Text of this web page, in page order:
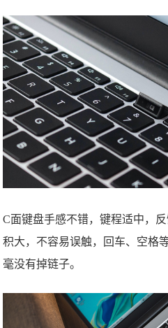
C面键盘手感不错，键程适中，
积大，不容易误触，回车、空格
毫没有掉链子。